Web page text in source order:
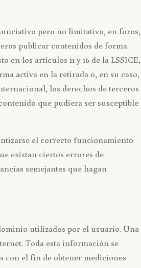
pero no limitativo, en foros,
publicar contenidos de forma
los artículos 11 y 16 de la LSSICE,
activa en la retirada o, en su caso,
los derechos de terceros
que pudiera ser susceptible
el correcto funcionamiento
existan ciertos errores de
semejantes que hagan
utilizados por el usuario. Una
Toda esta información se
con el fin de obtener mediciones